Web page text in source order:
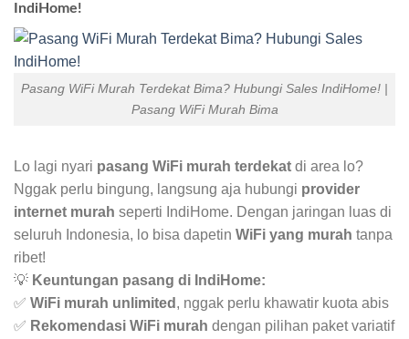
IndiHome!
Pasang WiFi Murah Terdekat Bima? Hubungi Sales IndiHome! |
Pasang WiFi Murah Bima
Lo lagi nyari pasang WiFi murah terdekat di area lo?
Nggak perlu bingung, langsung aja hubungi provider
internet murah seperti IndiHome. Dengan jaringan luas di
seluruh Indonesia, lo bisa dapetin WiFi yang murah tanpa
ribet!
💡 Keuntungan pasang di IndiHome:
✅ WiFi murah unlimited , nggak perlu khawatir kuota abis
✅ Rekomendasi WiFi murah dengan pilihan paket variatif